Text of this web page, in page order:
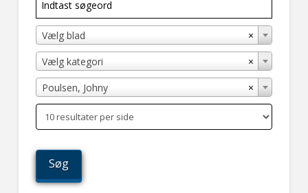
×
Vælg blad
×
Vælg kategori
×
Poulsen, Johny